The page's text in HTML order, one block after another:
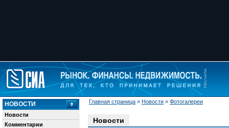
Главная страница » Новости » Фотогалереи
НОВОСТИ
Новости
Комментарии
Новости